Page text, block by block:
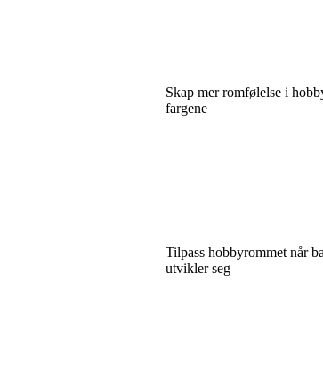
Skap mer romfølelse i
fargene
Tilpass hobbyrommet når
utvikler seg